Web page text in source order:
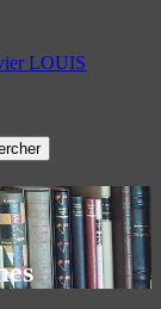
LOUIS